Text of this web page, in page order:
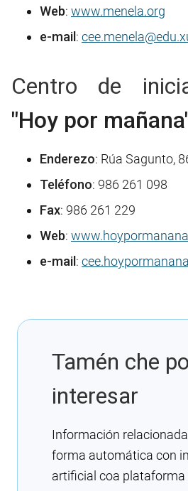
Web: www.menela.org
e-mail:
Centro de
"Hoy por
Enderezo: Rúa Sagunto,
Teléfono: 986 261 098
Fax: 986 261 229
Web:
e-mail:
Tamén che
interesar
Información
forma automática con
artificial coa plataforma